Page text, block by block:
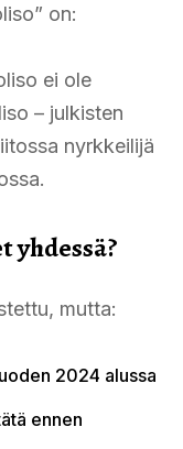
on:
ei ole
– julkisten
nyrkkeilijä
yhdessä?
mutta:
2024 alussa
ennen